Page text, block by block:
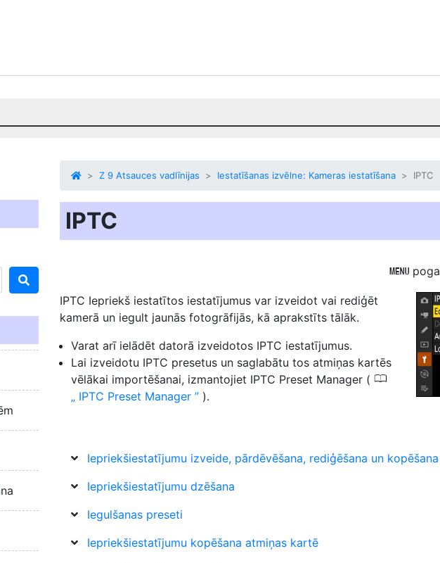
Z 9 Atsauces vadlīnijas Iestatīšanas izvēlne: Kameras iestatīšana IPTC
IPTC
G poga
IPTC Iepriekš iestatītos iestatījumus var izveidot vai rediģēt
kamerā un iegult jaunās fotogrāfijās, kā aprakstīts tālāk.
Varat arī ielādēt datorā izveidotos IPTC iestatījumus.
Lai izveidotu IPTC presetus un saglabātu tos atmiņas kartēs
vēlākai importēšanai, izmantojiet IPTC Preset Manager ( 0
IPTC Preset Manager ).
Iepriekšiestatījumu izveide, pārdēvēšana, rediģēšana un kopēšana
Iepriekšiestatījumu dzēšana
Iegulšanas preseti
Iepriekšiestatījumu kopēšana atmiņas kartē